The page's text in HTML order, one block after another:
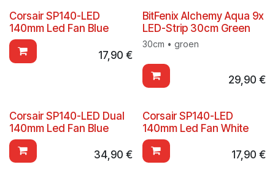
Corsair SP140-LED
140mm Led Fan Blue
17,90 €
BitFenix Alchemy Aqua 9x
LED-Strip 30cm Green
30cm • groen
29,90 €
Corsair SP140-LED Dual
140mm Led Fan Blue
34,90 €
Corsair SP140-LED
140mm Led Fan White
17,90 €